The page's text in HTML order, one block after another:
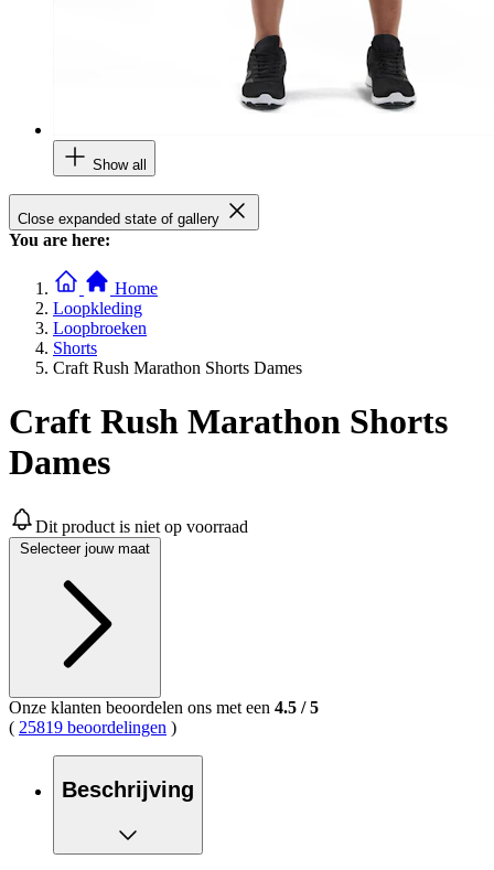
Show all
Close expanded state of gallery
You are here:
Home
Loopkleding
Loopbroeken
Shorts
Craft Rush Marathon Shorts Dames
Craft Rush Marathon Shorts
Dames
Dit product is niet op voorraad
Selecteer jouw maat
Onze klanten beoordelen ons met een 4.5 /5
( 25819 beoordelingen )
Beschrijving